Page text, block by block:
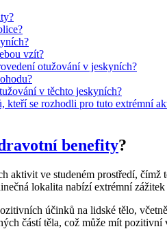
vzít?
otužování v jeskyních?
v těchto jeskyních?
kteří se rozhodli pro tuto extrémní
benefity?
aktivit ve studeném prostředí, čímž
lokalita nabízí extrémní
účinků na lidské tělo,
částí těla, což může mít